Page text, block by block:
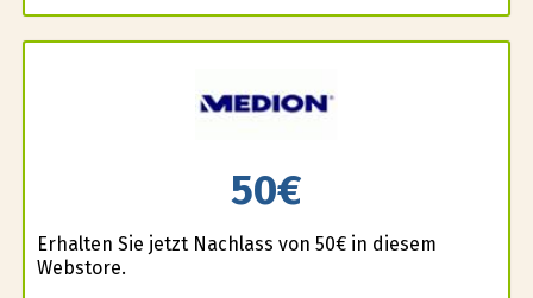
50€
Erhalten Sie jetzt Nachlass von 50€ in diesem
Webstore.